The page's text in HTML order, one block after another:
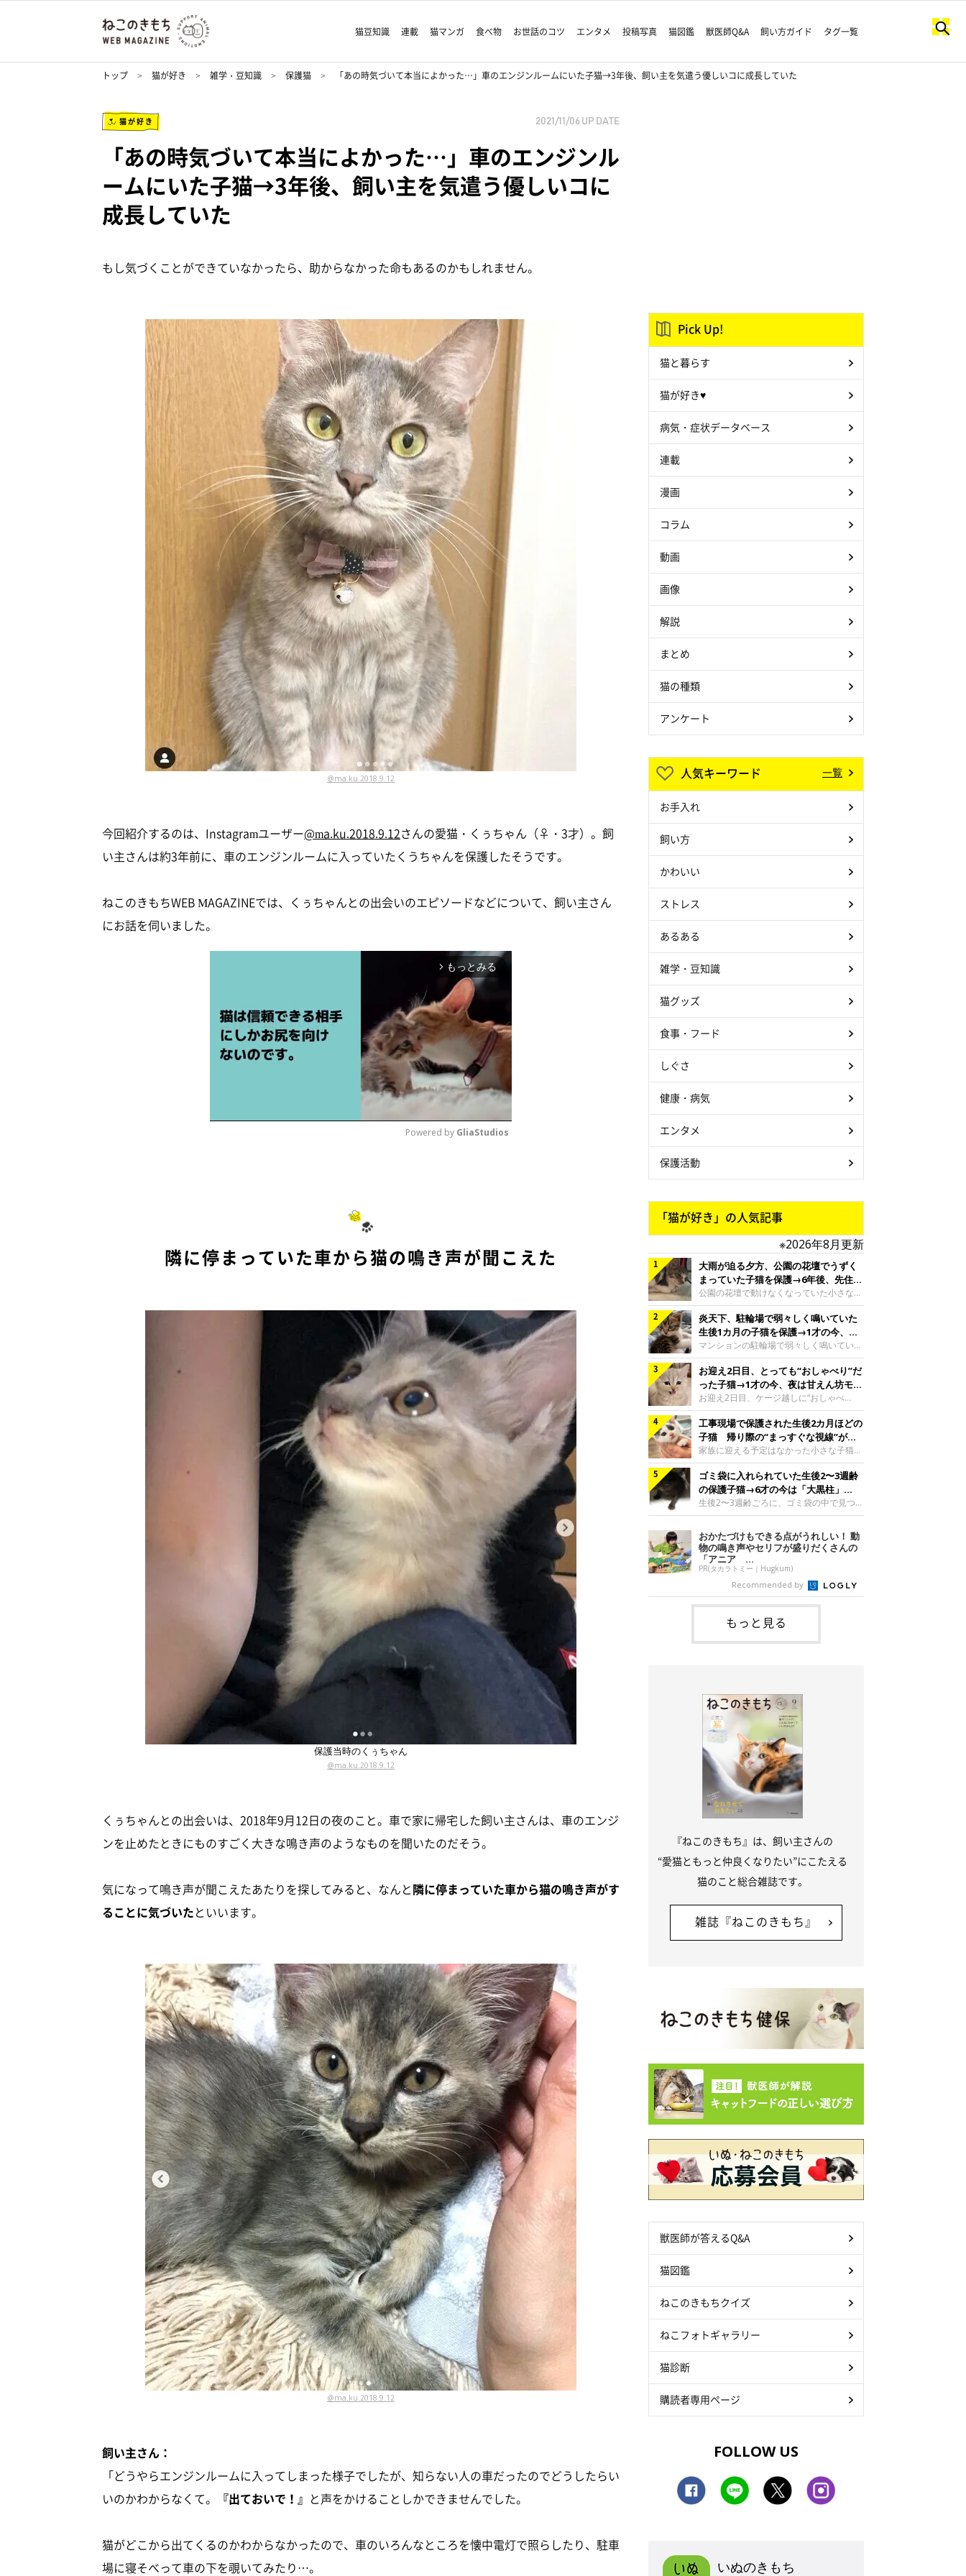
猫豆知識 連載 猫マンガ 食べ物 お世話のコツ エンタメ 投稿写真 猫図鑑 獣医師Q&A 飼い方ガイド タグ一覧
トップ 猫が好き 雑学・豆知識 保護猫 「あの時気づいて本当によかった…」車のエンジンルームにいた子猫→3年後、飼い主を気遣う優しいコに成長していた
猫が好き 2021/11/06 UP DATE
「あの時気づいて本当によかった…」車のエンジンル
ームにいた子猫→3年後、飼い主を気遣う優しいコに
成長していた
もし気づくことができていなかったら、助からなかった命もあるのかもしれません。
@ma.ku.2018.9.12
今回紹介するのは、Instagramユーザー@ma.ku.2018.9.12さんの愛猫・くぅちゃん（♀・3才）。飼
い主さんは約3年前に、車のエンジンルームに入っていたくうちゃんを保護したそうです。
ねこのきもちWEB MAGAZINEでは、くぅちゃんとの出会いのエピソードなどについて、飼い主さん
にお話を伺いました。
arrow_forward_ios もっとみる
Powered by GliaStudios
隣に停まっていた車から猫の鳴き声が聞こえた
保護当時のくぅちゃん
@ma.ku.2018.9.12
くぅちゃんとの出会いは、2018年9月12日の夜のこと。車で家に帰宅した飼い主さんは、車のエンジ
ンを止めたときにものすごく大きな鳴き声のようなものを聞いたのだそう。
気になって鳴き声が聞こえたあたりを探してみると、なんと隣に停まっていた車から猫の鳴き声がす
ることに気づいたといいます。
@ma.ku.2018.9.12
飼い主さん：
「どうやらエンジンルームに入ってしまった様子でしたが、知らない人の車だったのでどうしたらい
いのかわからなくて。
『出ておいで！』 と声をかけることしかできませんでした。
猫がどこから出てくるのかわからなかったので、車のいろんなところを懐中電灯で照らしたり、駐車
場に寝そべって車の下を覗いてみたり…。
Pick Up!
猫と暮らす
猫が好き♥
病気・症状データベース
連載
漫画
コラム
動画
画像
解説
まとめ
猫の種類
アンケート
人気キーワード 一覧
お手入れ
飼い方
かわいい
ストレス
あるある
雑学・豆知識
猫グッズ
食事・フード
しぐさ
健康・病気
エンタメ
保護活動
「猫が好き」の人気記事
※2026年8月更新
大雨が迫る夕方、公園の花壇でうずく
まっていた子猫を保護→6年後、先住猫
と“姉妹”のような関係に
公園の花壇で動けなくなっていた小さな子
猫。家族に迎えられてから6年、先住猫と
の間には深い絆が育まれていました。保護
当時のティダちゃん。
@muumuu62197189紹介するのは、
X（旧Twitter）ユーザー
@muumuu62197189さんの愛猫・ティダ
ちゃん（取材時6才）の成長記録です。こ
ちらは、生後3カ月ごろのティダちゃん。
飼い主さんが出会ったのは、夜から大雨に
なると予報されていた日の夕方でした。花
壇で動けずにいた子猫保護したばかりのテ
ィダちゃん。@muumuu62197189飼い主
さんは、公園の
炎天下、駐輪場で弱々しく鳴いていた
生後1カ月の子猫を保護→1才の今、筋
肉質でツンデレなコに成長
マンションの駐輪場で弱々しく鳴いてい
た、生後1カ月ほどの子猫。家族に迎えら
れてから1年、体も行動も大きく成長しま
した。炎天下の駐輪場で鳴いていた小さな
子猫保護当時のモモちゃん。@Kingponzu
紹介するのは、X（旧Twitter）ユーザー
@Kingponzuさんの愛猫・モモちゃん（取
材時1才）の成長記録です。こちらは、モ
モちゃんが生後1カ月ごろに撮影された一
枚。飼い主さんの自宅マンションの駐輪場
で鳴いていたところを保護された当時の姿
です。子猫時代のモモちゃん。
@Kingponzuその日は気温が35℃を
お迎え2日目、とっても“おしゃべり”だ
った子猫→1才の今、夜は甘えん坊モー
ドになるコに成長！
お迎え2日目、ケージ越しに“おしゃべ
り”する姿を見せていた子猫。1才になった
今も見せる愛らしい姿にキュンとします。
お迎え2日目、ケージ越しに何かを伝える
ももちゃん“おしゃべり”なももちゃん。
@poocoonyan紹介するのは、Instagram
ユーザー@poocoonyanさんの愛猫・もも
ちゃん（取材時1才／マンチカン）です。
こちらの動画は、ももちゃんが生後2カ月
を過ぎたころ、お迎え2日目に撮影された
ため、当時はケージの中で過ごしていまし
た。鳴いてアピールするももち
工事現場で保護された生後2カ月ほどの
子猫 帰り際の“まっすぐな視線”が忘
れられず、家族の一員に
家族に迎える予定はなかった小さな子猫。
帰り際に見せた姿が、飼い主さんの心に残
りました。保護当時の夏目ちゃん。
@shibainu_rintaro紹介するのは、
Instagramユーザー@shibainu_rintaroさ
んの愛猫・夏目（なつめ）ちゃん（取材時
3才）。工事現場で親猫とはぐれたとみら
れ、保護された当時は生後2カ月ほどだっ
たといいます。新しい飼い主を探すつもり
が……保護されてケージに入っている夏目
ちゃん。@shibainu_rintaro夏目ちゃんを
保護したのは、以前、飼い主さんの愛猫・
ちくわく
ゴミ袋に入れられていた生後2〜3週齢
の保護子猫→6才の今は「大黒柱」
に！ 美しい黒猫に成長した姿にグッ
とくる
生後2〜3週齢ごろに、ゴミ袋の中で見つか
った小さな命。ミルクから育てられたその
子猫は今、家族に欠かせない存在へと成長
しました。ゴミ袋の中で見つかった、ミニ
モグラのような子猫よちよち歩きをしてい
たころの、生後2〜3週齢ごろのドンちゃ
ん。@doddou_1今回紹介するのは、
X（旧Twitter）ユーザー@doddou_1さん
の愛猫・ドンちゃん（取材時、推定6才／
本名：ドミトリー・ドンスコイ）。ドンち
ゃんは、保護猫でした。ドンちゃんが見つ
かったのは、飼い主さんの姉の勤め先の敷
おかたづけもできる点がうれしい！ 動
物の鳴き声やセリフが盛りだくさんの
「アニア ...
PR(タカラトミー｜Hugkum)
Recommended by
もっと見る
『ねこのきもち』は、飼い主さんの
“愛猫ともっと仲良くなりたい”にこたえる
猫のこと総合雑誌です。
雑誌『ねこのきもち』
獣医師が答えるQ&A
猫図鑑
ねこのきもちクイズ
ねこフォトギャラリー
猫診断
購読者専用ページ
FOLLOW US
いぬのきもち